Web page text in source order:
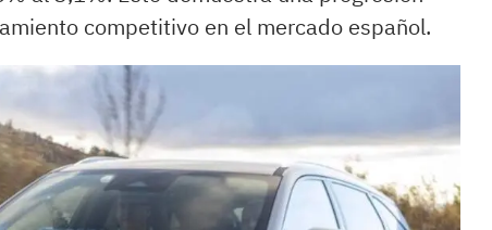
competitivo en el mercado español.